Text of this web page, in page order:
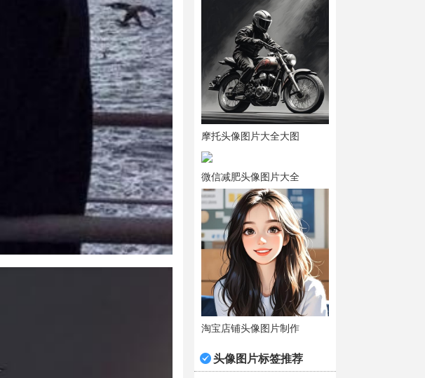
摩托头像图片大全大图
微信减肥头像图片大全
淘宝店铺头像图片制作
头像图片标签推荐